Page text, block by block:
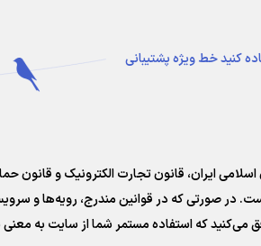
کنیدخط ویژه پشتیبانی
ایران، قانون تجارت الکترونیک و قانون
در صورتی که در قوانین مندرج، رویه‏‌ها و
که استفاده مستمر شما از سایت به